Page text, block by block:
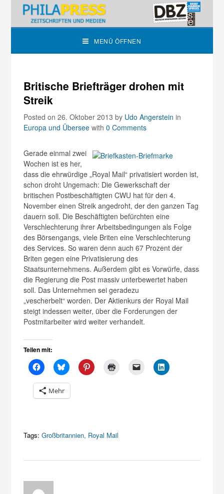
MENÜ ÖFFNEN
Britische Briefträger drohen mit
Streik
Posted on 26. Oktober 2013by Udo Angerstein in
Europa und Übersee with0 Comments
Gerade einmal zwei
Wochen ist es her,
dass die ehrwürdige „Royal Mail“ privatisiert worden ist,
schon droht Ungemach: Die Gewerkschaft der
britischen Postbeschäftigten CWU hat für den 4.
November einen Streik angedroht, der den ganzen Tag
dauern soll. Die Beschäftigten befürchten eine
Verschlechterung ihrer Arbeitsbedingungen als Folge
des Börsengangs, viele Briten eine Verschlechterung
des Services. So waren denn auch 67 Prozent der
Briten gegen eine Privatisierung des
Staatsunternehmens. Außerdem gibt es Vorwürfe, dass
die Regierung die Post massiv unterbewertet haben
soll. Das Unternehmen sei geradezu
„vescherbelt“ worden. Der Aktienkurs der Royal Mail
steigt indessen weiter, über die Forderungen der
Postmitarbeiter wird weiter verhandelt.
Teilen mit:
Mehr
Tags: Großbritannien, Royal Mail